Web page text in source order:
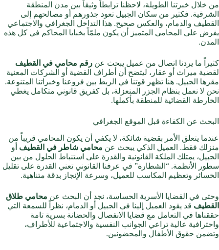
من خلال خبرتنا الطويلة، لاحظنا ترابطاً وثيقاً بين مدن المنطقة
الشرقية. فكثير من سكان الجبيل تعود جذورهم أو مصالحهم إلى
القطيف والدمام، والعكس صحيح. هذا التداخل الجغرافي والاجتماعي
يفرض على المحامي المتميز أن يكون ملمّاً بخبايا المحاكم في كل هذه
المدن.
كثيراً ما يردنا اتصال من عميل يبحث عن رقم محامي في القطيف
لقضية ميراث أو عقار، ليتضح أن أطراف القضية أو الشركات المعنية
مقرها الجبيل. هنا تظهر قوتنا في الربط بين فروعنا وخبراتنا المتنوعة.
نحن لا نعمل بنظام الجزر المنعزلة، بل كفريق قانوني متكامل يغطي
الخارطة القضائية للمنطقة بأكملها.
البحث عن الكفاءة قبل الموقع الجغرافي
عندما يتعلق الأمر بقضية شائكة، لا يكفي أن يكون المحامي قريباً من
منزلك فقط. العميل الذكي يبحث عن محامي شاطر في القطيف أو
الجبيل، يمتلك الملكة القانونية والقدرة على استنباط الحلول من بين
سطور الأنظمة. “الشطارة” في عرفنا القانوني تعني القدرة على تقليل
الخسائر وتعظيم المكاسب للعميل، وسرعة الإنجاز بدقة متناهية.
وحتى في القضايا الأسرية الحساسة، نجد أن البحث عن محامي طلاق
القطيف قد يقود العميل إلينا في الجبيل أو الدمام، نظراً للسمعة التي
حققناها في التعامل مع قضايا الانفصال والحضانة بسرية تامة
واحترافية عالية تراعي الجوانب النفسية والاجتماعية للأطراف،
وتضمن حقوق الأطفال والمحضونين.